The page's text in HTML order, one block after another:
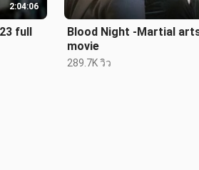
2:04:06
full
Blood Night -Martial
movie
289.7K วิว